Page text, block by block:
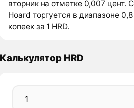
вторник на отметке 0,007 цент.
Hoard торгуется в диапазоне
копеек за 1 HRD.
Калькулятор HRD